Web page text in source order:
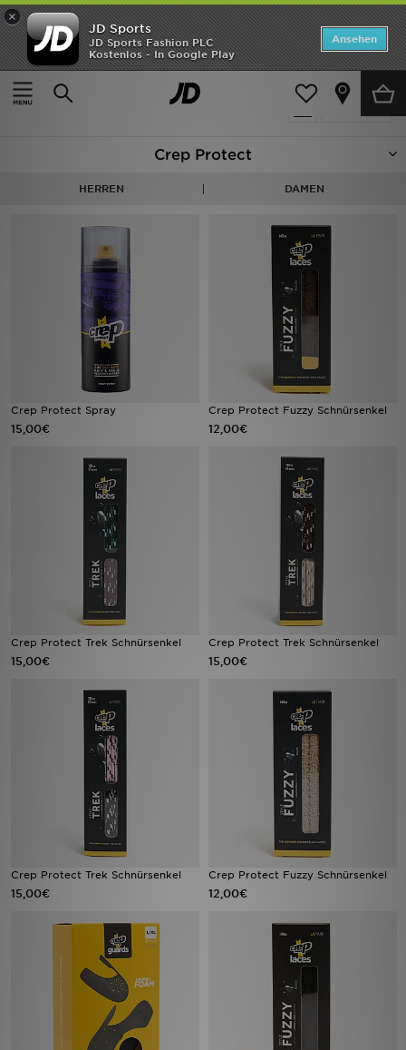
×
JD Sports
JD Sports Fashion PLC
Kostenlos - In Google Play
Ansehen
Startseite
Crep Protect
verfeinern
31 Produkte
Crep Protect
HERREN DAMEN
Crep Protect Spray
15,00€
Crep Protect Fuzzy Schnürsenkel
12,00€
Crep Protect Trek Schnürsenkel
15,00€
Crep Protect Trek Schnürsenkel
15,00€
Crep Protect Trek Schnürsenkel
15,00€
Crep Protect Fuzzy Schnürsenkel
12,00€
Startseite
ANGEBOTE
JD Exklusives
Fußball
Lade Die APP
Geschenkkarte
Meine Nachrichten
Bestellverfolgung
Hilfe & Kontakt
Trending Styles